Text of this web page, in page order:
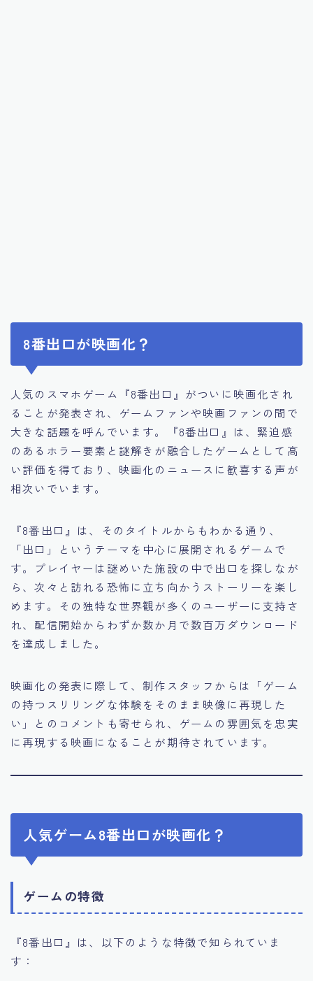
8番出口が映画化？
人気のスマホゲーム『8番出口』がついに映画化され
ることが発表され、ゲームファンや映画ファンの間で
大きな話題を呼んでいます。『8番出口』は、緊迫感
のあるホラー要素と謎解きが融合したゲームとして高
い評価を得ており、映画化のニュースに歓喜する声が
相次いでいます。
『8番出口』は、そのタイトルからもわかる通り、
「出口」というテーマを中心に展開されるゲームで
す。プレイヤーは謎めいた施設の中で出口を探しなが
ら、次々と訪れる恐怖に立ち向かうストーリーを楽し
めます。その独特な世界観が多くのユーザーに支持さ
れ、配信開始からわずか数か月で数百万ダウンロード
を達成しました。
映画化の発表に際して、制作スタッフからは「ゲーム
の持つスリリングな体験をそのまま映像に再現した
い」とのコメントも寄せられ、ゲームの雰囲気を忠実
に再現する映画になることが期待されています。
人気ゲーム8番出口が映画化？
ゲームの特徴
『8番出口』は、以下のような特徴で知られていま
す：